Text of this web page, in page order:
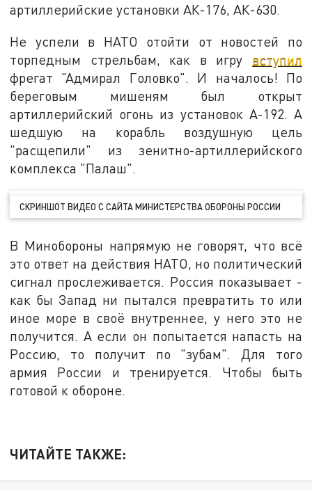
артиллерийские установки АК-176, АК-630.
Не успели в НАТО отойти от новостей по
торпедным стрельбам, как в игру вступил
фрегат "Адмирал Головко". И началось! По
береговым мишеням был открыт
артиллерийский огонь из установок А-192. А
шедшую на корабль воздушную цель
"расщепили" из зенитно-артиллерийского
комплекса "Палаш".
СКРИНШОТ ВИДЕО С САЙТА МИНИСТЕРСТВА ОБОРОНЫ РОССИИ
В Минобороны напрямую не говорят, что всё
это ответ на действия НАТО, но политический
сигнал прослеживается. Россия показывает -
как бы Запад ни пытался превратить то или
иное море в своё внутреннее, у него это не
получится. А если он попытается напасть на
Россию, то получит по "зубам". Для того
армия России и тренируется. Чтобы быть
готовой к обороне.
ЧИТАЙТЕ ТАКЖЕ: